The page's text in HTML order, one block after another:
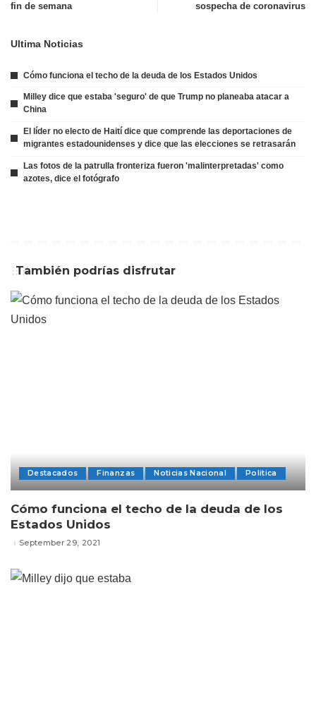
fin de semana
sospecha de coronavirus
Ultima Noticias
Cómo funciona el techo de la deuda de los Estados Unidos
Milley dice que estaba 'seguro' de que Trump no planeaba atacar a
China
El líder no electo de Haití dice que comprende las deportaciones de
migrantes estadounidenses y dice que las elecciones se retrasarán
Las fotos de la patrulla fronteriza fueron 'malinterpretadas' como
azotes, dice el fotógrafo
También podrías disfrutar
Destacados Finanzas Noticias Nacional Politica
Cómo funciona el techo de la deuda de los
Estados Unidos
September 29, 2021